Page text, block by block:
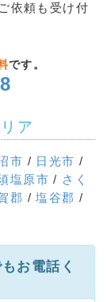
依頼も受け付
です。
ア
市 / 日光市 /
塩原市 / さく
郡 /塩谷郡 /
お電話く